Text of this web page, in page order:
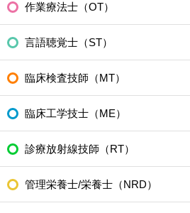
作業療法士（OT）
言語聴覚士（ST）
臨床検査技師（MT）
臨床工学技士（ME）
診療放射線技師（RT）
管理栄養士/栄養士（NRD）